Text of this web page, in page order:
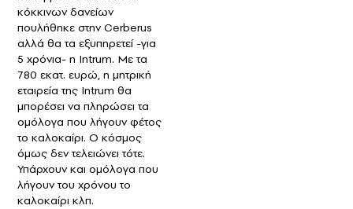
κόκκινων δανείων
πουλήθηκε στην Cerberus
αλλά θα τα εξυπηρετεί -για
5 χρόνια- η Intrum. Με τα
780 εκατ. ευρώ, η μητρική
εταιρεία της Intrum θα
μπορέσει να πληρώσει τα
ομόλογα που λήγουν φέτος
το καλοκαίρι. O κόσμος
όμως δεν τελειώνει τότε.
Υπάρχουν και ομόλογα που
λήγουν του χρόνου το
καλοκαίρι κλπ.